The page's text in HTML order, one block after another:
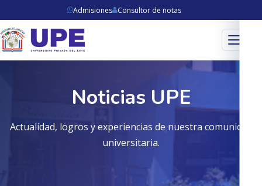
Admisiones Consultor de notas
Menú
Noticias UPE
Actualidad, logros y experiencias de nuestra comunidad
universitaria.